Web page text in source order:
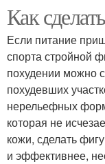
Как
Если питание
спорта стройной
похудении можно
похудевших
нерельефных
которая не
кожи, сделать
и эффективнее,